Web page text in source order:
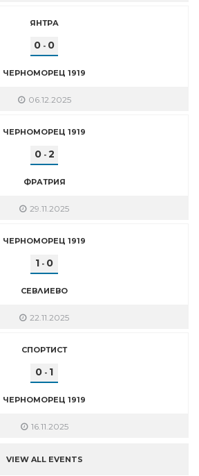
ЯНТРА
0 - 0
ЧЕРНОМОРЕЦ 1919
06.12.2025
ЧЕРНОМОРЕЦ 1919
0- 2
ФРАТРИЯ
29.11.2025
ЧЕРНОМОРЕЦ 1919
1 - 0
СЕВЛИЕВО
22.11.2025
СПОРТИСТ
0 - 1
ЧЕРНОМОРЕЦ 1919
16.11.2025
VIEW ALL EVENTS